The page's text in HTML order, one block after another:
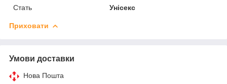
Стать
Унісекс
Приховати
Умови доставки
Нова Пошта